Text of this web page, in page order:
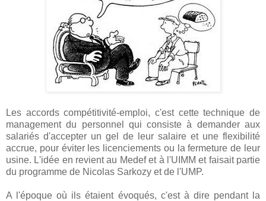
Les accords compétitivité-emploi, c'est cette technique de
management du personnel qui consiste à demander aux
salariés d'accepter un gel de leur salaire et une flexibilité
accrue, pour éviter les licenciements ou la fermeture de leur
usine. L'idée en revient au Medef et à l'UIMM et faisait partie
du programme de Nicolas Sarkozy et de l'UMP.
A l'époque où ils étaient évoqués, c'est à dire pendant la